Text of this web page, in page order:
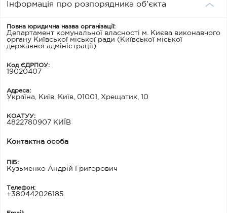
Інформація про розпорядника об'єкта
Повна юридична назва організації:
Департамент комунальної власності м. Києва виконавчого
органу Київської міської ради (Київської міської
державної адміністрації)
Код ЄДРПОУ:
19020407
Адреса:
Україна, Київ, Київ, 01001, Хрещатик, 10
КОАТУУ:
4822780907 КИЇВ
Контактна особа
ПІБ:
Кузьменко Андрій Григорович
Телефон:
+380442026185